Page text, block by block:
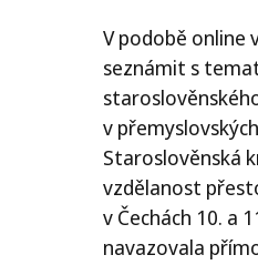
V podobě online
seznámit s
v
Staroslověnská
vzdělanost
v Čechách 10. a
navazovala